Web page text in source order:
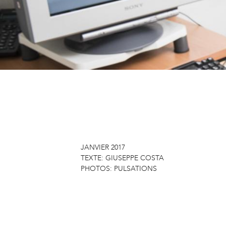
JANVIER 2017
TEXTE: GIUSEPPE COSTA
PHOTOS: PULSATIONS